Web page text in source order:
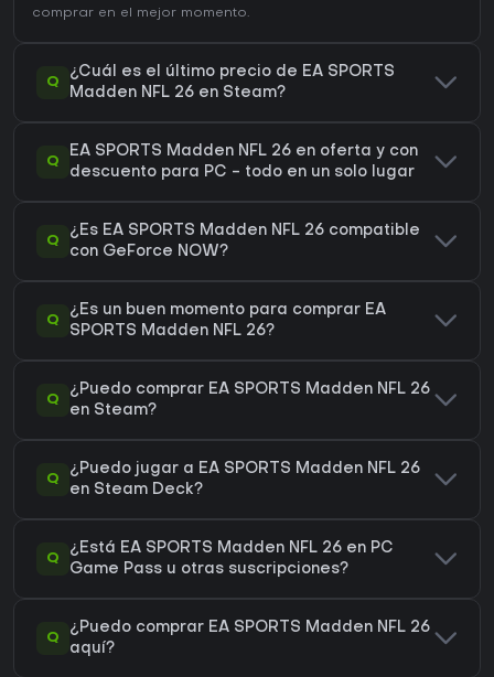
comprar en el mejor momento.
Q
¿Cuál es el último precio de EA SPORTS
Madden NFL 26 en Steam?
Q
EA SPORTS Madden NFL 26 en oferta y con
descuento para PC - todo en un solo lugar
Q
¿Es EA SPORTS Madden NFL 26 compatible
con GeForce NOW?
Q
¿Es un buen momento para comprar EA
SPORTS Madden NFL 26?
Q
¿Puedo comprar EA SPORTS Madden NFL 26
en Steam?
Q
¿Puedo jugar a EA SPORTS Madden NFL 26
en Steam Deck?
Q
¿Está EA SPORTS Madden NFL 26 en PC
Game Pass u otras suscripciones?
Q
¿Puedo comprar EA SPORTS Madden NFL 26
aquí?